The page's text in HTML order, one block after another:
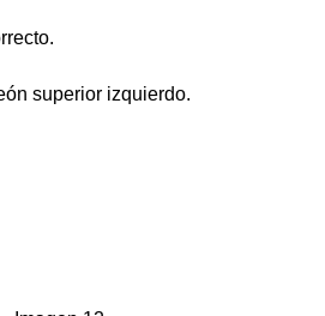
superior izquierdo.